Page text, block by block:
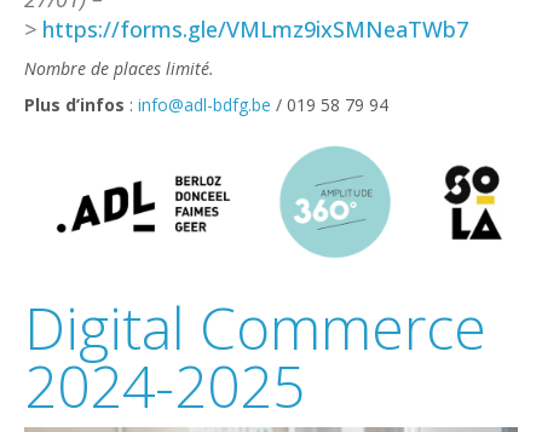
> https://forms.gle/VMLmz9ixSMNeaTWb7
Nombre de places limité.
Plus d’infos : info@adl-bdfg.be / 019 58 79 94
Digital Commerce
2024-2025